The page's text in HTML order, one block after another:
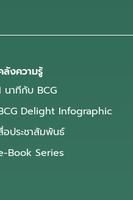
ลังความรู้
นาทีกับ BCG
Delight Infographic
อประชาสัมพันธ์
Book Series